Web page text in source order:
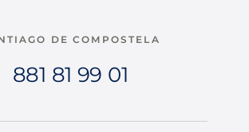
DE COMPOSTELA
881 81 99 01